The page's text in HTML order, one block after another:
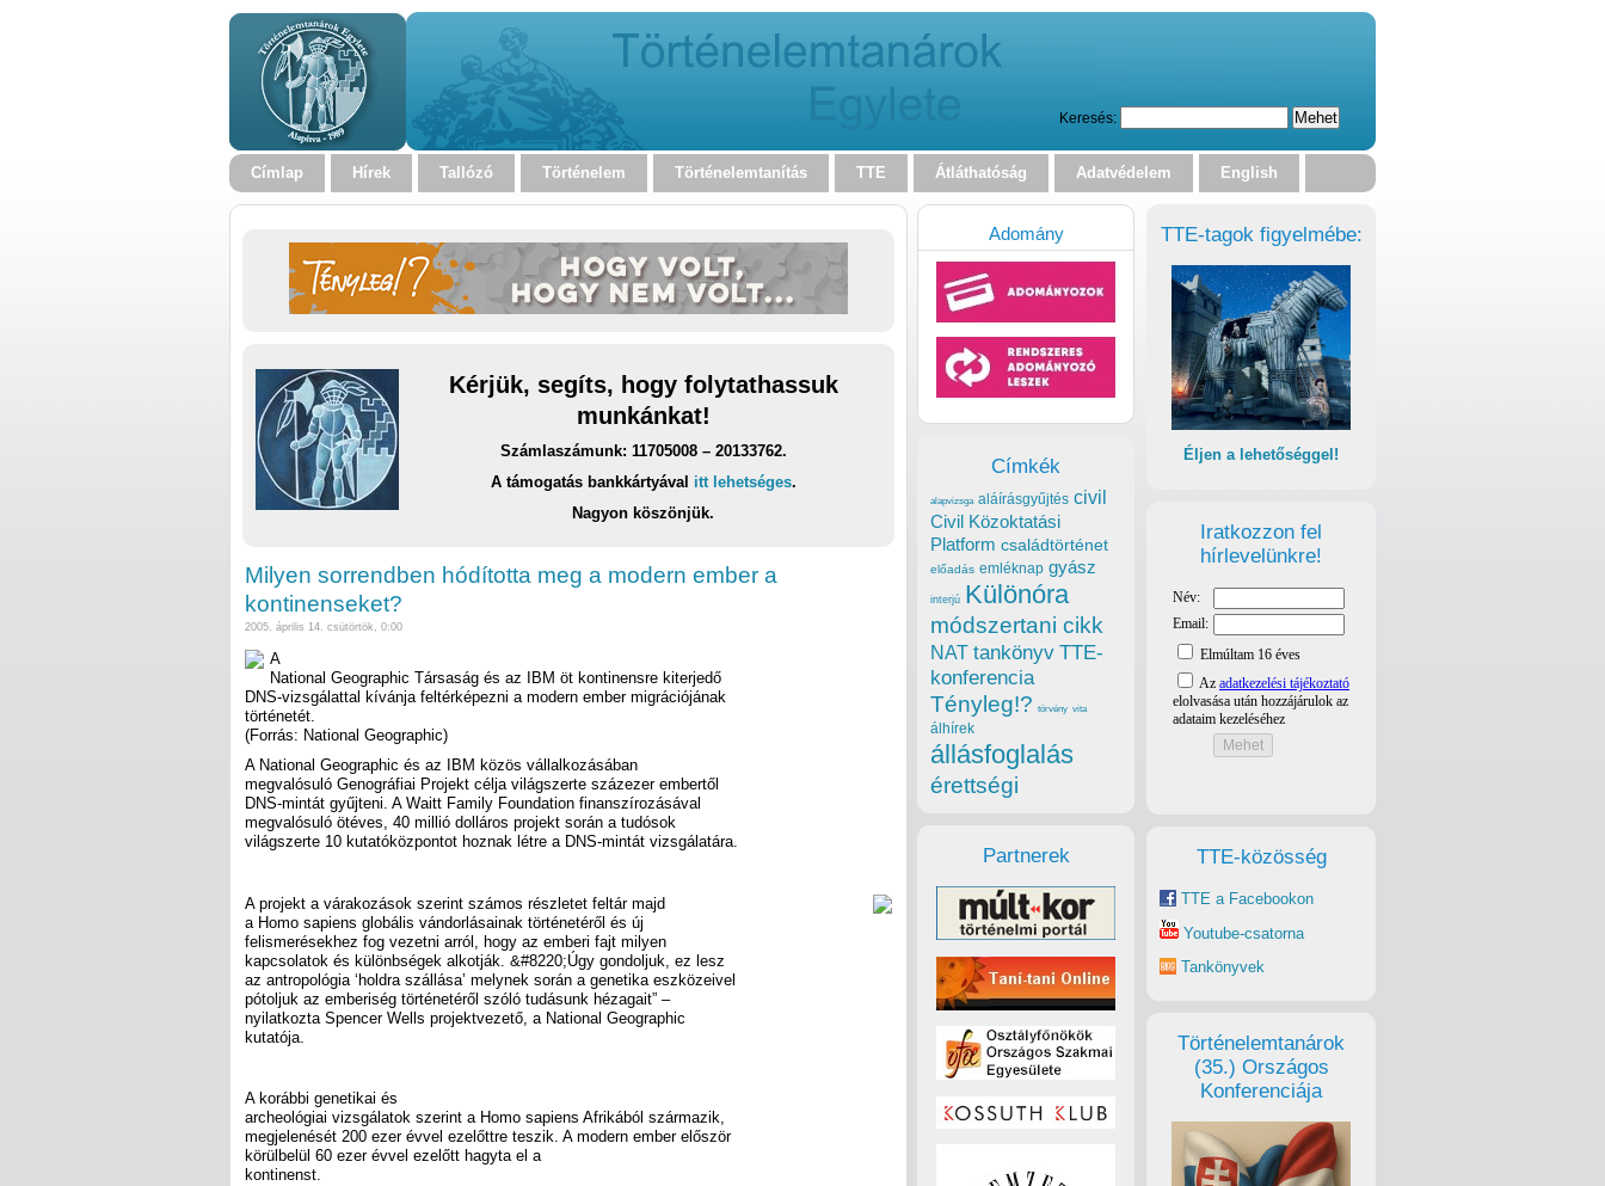
Keresés:
Címlap Hírek Tallózó Történelem Történelemtanítás TTE Átláthatóság Adatvédelem English
Kérjük, segíts, hogy folytathassuk
munkánkat!
Számlaszámunk: 11705008 – 20133762.
A támogatás bankkártyával itt lehetséges.
Nagyon köszönjük.
Milyen sorrendben hódította meg a modern ember a
kontinenseket?
2005. április 14. csütörtök, 0:00
A
National Geographic Társaság és az IBM öt kontinensre kiterjedő
DNS-vizsgálattal kívánja feltérképezni a modern ember migrációjának
történetét.
(Forrás: National Geographic)
A National Geographic és az IBM közös vállalkozásában
megvalósuló Genográfiai Projekt célja világszerte százezer embertől
DNS-mintát gyűjteni. A Waitt Family Foundation finanszírozásával
megvalósuló ötéves, 40 millió dolláros projekt során a tudósok
világszerte 10 kutatóközpontot hoznak létre a DNS-mintát vizsgálatára.
A projekt a várakozások szerint számos részletet feltár majd
a Homo sapiens globális vándorlásainak történetéről és új
felismerésekhez fog vezetni arról, hogy az emberi fajt milyen
kapcsolatok és különbségek alkotják. &#8220;Úgy gondoljuk, ez lesz
az antropológia ‘holdra szállása’ melynek során a genetika eszközeivel
pótoljuk az emberiség történetéről szóló tudásunk hézagait” –
nyilatkozta Spencer Wells projektvezető, a National Geographic
kutatója.
A korábbi genetikai és
archeológiai vizsgálatok szerint a Homo sapiens Afrikából származik,
megjelenését 200 ezer évvel ezelőttre teszik. A modern ember először
körülbelül 60 ezer évvel ezelőtt hagyta el a
kontinenst.
TTE-tagok figyelmébe:
Éljen a lehetőséggel!
Iratkozzon fel
hírlevelünkre!
TTE-közösség
TTE a Facebookon
Youtube-csatorna
Tankönyvek
Történelemtanárok
(35.) Országos
Konferenciája
Adomány
Címkék
alapvizsga aláírásgyűjtés civil
Civil Közoktatási
Platform családtörténet
előadás emléknap gyász
interjú Különóra
módszertani cikk
NAT tankönyv TTE-
konferencia
Tényleg!? törvény vita
álhírek
állásfoglalás
érettségi
Partnerek